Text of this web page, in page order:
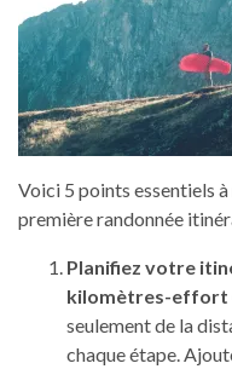
Voici 5 points essentiels
première randonnée
Planifiez votre
kilomètres-effort
seulement de la
chaque étape.